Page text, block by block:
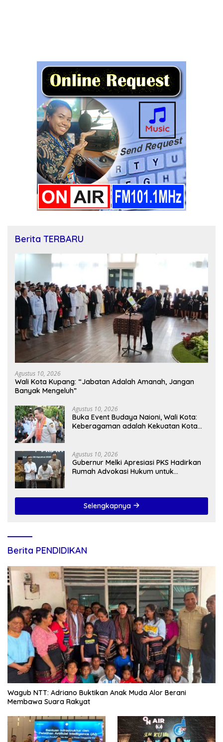
Berita TERBARU
Agustus 10, 2026
Wali Kota Kupang: “Jabatan Adalah Amanah, Jangan
Banyak Mengeluh”
Agustus 10, 2026
Buka Event Budaya Naioni, Wali Kota:
Keberagaman adalah Kekuatan Kota
Agustus 10, 2026
Gubernur Melki Apresiasi PKS Hadirkan
Rumah Advokasi Hukum untuk
Selengkapnya
Berita PENDIDIKAN
Wagub NTT: Adriano Buktikan Anak Muda Alor Berani
Membawa Suara Rakyat